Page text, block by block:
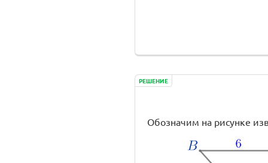
РЕШЕНИЕ
Обозначим на рисунке